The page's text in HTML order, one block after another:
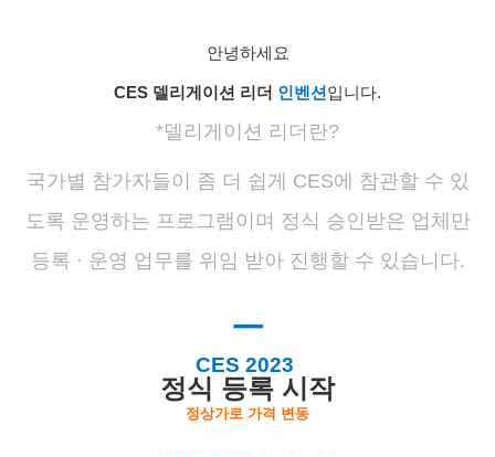
안녕하세요
CES 델리게이션 리더 인벤션 입니다.
*델리게이션 리더란?
국가별 참가자들이 좀 더 쉽게 CES에 참관할 수 있
도록 운영하는 프로그램이며 정식 승인받은 업체만
등록 · 운영 업무를 위임 받아 진행할 수 있습니다.
ㅡ
CES 2023
정식 등록 시작
정상가로 가격 변동